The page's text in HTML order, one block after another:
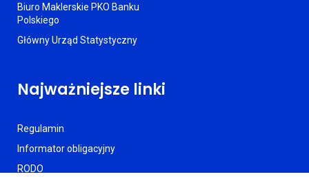
Biuro Maklerskie PKO Banku
Polskiego
Główny Urząd Statystyczny
Najważniejsze linki
Regulamin
Informator obligacyjny
RODO